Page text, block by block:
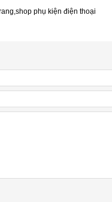
phụ kiện điện thoại